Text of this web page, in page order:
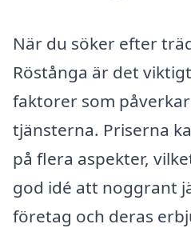
När du söker efter
Röstånga är det
faktorer som
tjänsterna. Priserna
på flera aspekter,
god idé att noggrant
företag och deras